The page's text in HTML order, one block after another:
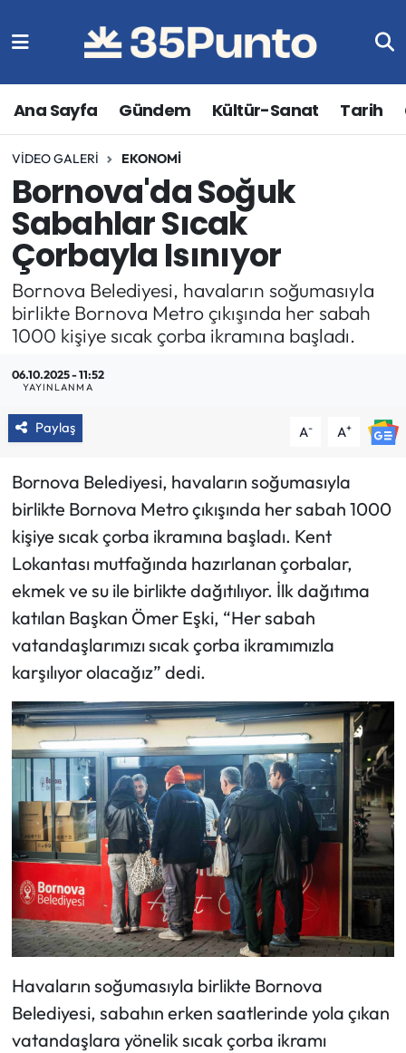
Ana Sayfa Gündem Kültür-Sanat Tarih
VIDEO GALERI EKONOMI
Bornova'da Soğuk
Sabahlar Sıcak
Çorbayla Isınıyor
Bornova Belediyesi, havaların soğumasıyla
birlikte Bornova Metro çıkışında her sabah
1000 kişiye sıcak çorba ikramına başladı.
06.10.2025 - 11:52
YAYINLANMA
Paylaş A- A+
Bornova Belediyesi, havaların soğumasıyla
birlikte Bornova Metro çıkışında her sabah 1000
kişiye sıcak çorba ikramına başladı. Kent
Lokantası mutfağında hazırlanan çorbalar,
ekmek ve su ile birlikte dağıtılıyor. İlk dağıtıma
katılan Başkan Ömer Eşki, “Her sabah
vatandaşlarımızı sıcak çorba ikramımızla
karşılıyor olacağız” dedi.
Havaların soğumasıyla birlikte Bornova
Belediyesi, sabahın erken saatlerinde yola çıkan
vatandaşlara yönelik sıcak çorba ikramı